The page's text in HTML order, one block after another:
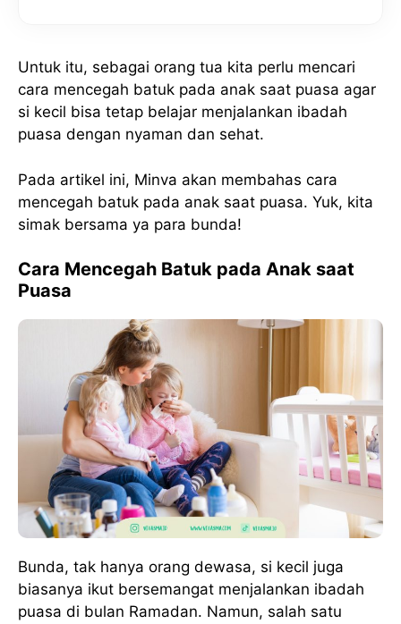
Untuk itu, sebagai orang tua kita perlu mencari
cara mencegah batuk pada anak saat puasa agar
si kecil bisa tetap belajar menjalankan ibadah
puasa dengan nyaman dan sehat.
Pada artikel ini, Minva akan membahas cara
mencegah batuk pada anak saat puasa. Yuk, kita
simak bersama ya para bunda!
Cara Mencegah Batuk pada Anak saat
Puasa
Bunda, tak hanya orang dewasa, si kecil juga
biasanya ikut bersemangat menjalankan ibadah
puasa di bulan Ramadan. Namun, salah satu